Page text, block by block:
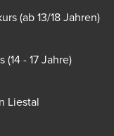
(ab 13/18 Jahren)
- 17 Jahre)
Liestal